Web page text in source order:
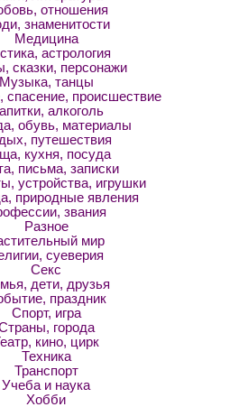
отношения
знаменитости
Медицина
астрология
сказки, персонажи
Музыка, танцы
спасение, происшествие
алкоголь
обувь, материалы
путешествия
кухня, посуда
письма, записки
устройства, игрушки
природные явления
звания
Разное
мир
суеверия
Секс
дети, друзья
праздник
Спорт, игра
города
кино, цирк
Техника
Транспорт
Учеба и наука
Хобби